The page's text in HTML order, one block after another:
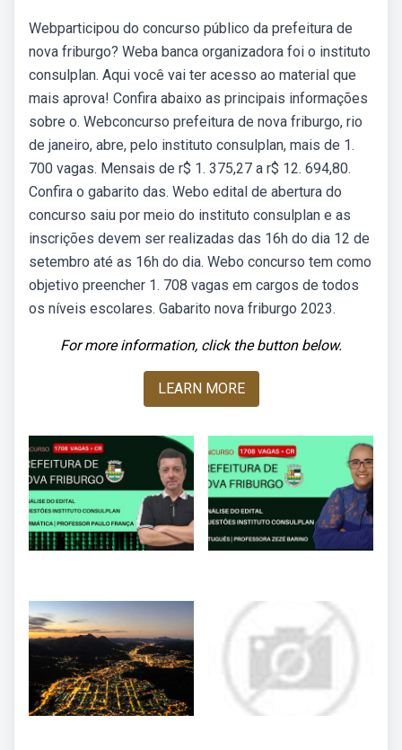
Webparticipou do concurso público da prefeitura de
nova friburgo? Weba banca organizadora foi o instituto
consulplan. Aqui você vai ter acesso ao material que
mais aprova! Confira abaixo as principais informações
sobre o. Webconcurso prefeitura de nova friburgo, rio
de janeiro, abre, pelo instituto consulplan, mais de 1.
700 vagas. Mensais de r$ 1. 375,27 a r$ 12. 694,80.
Confira o gabarito das. Webo edital de abertura do
concurso saiu por meio do instituto consulplan e as
inscrições devem ser realizadas das 16h do dia 12 de
setembro até as 16h do dia. Webo concurso tem como
objetivo preencher 1. 708 vagas em cargos de todos
os níveis escolares. Gabarito nova friburgo 2023.
For more information, click the button below.
LEARN MORE